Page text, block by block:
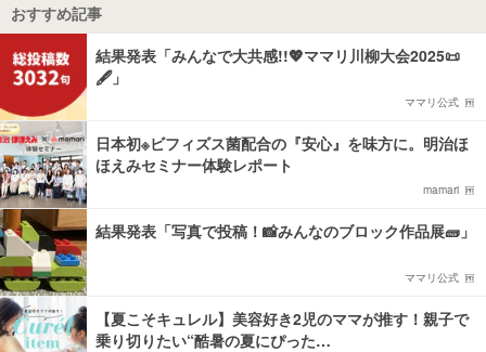
おすすめ記事
結果発表「みんなで大共感!!💖ママリ川柳大会2025📜
🖋️」
ママリ公式
日本初※ビフィズス菌配合の『安心』を味方に。明治ほ
ほえみセミナー体験レポート
mamari
結果発表「写真で投稿！📸みんなのブロック作品展🧱」
ママリ公式
【夏こそキュレル】美容好き2児のママが推す！親子で
乗り切りたい“酷暑の夏にぴった…